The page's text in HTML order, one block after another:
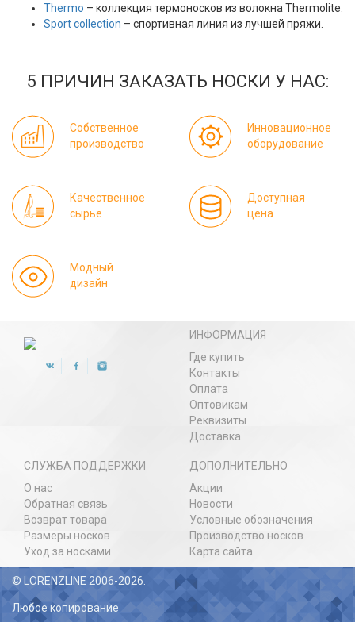
Thermo – коллекция термоносков из волокна Thermolite.
Sport collection – спортивная линия из лучшей пряжи.
5 ПРИЧИН ЗАКАЗАТЬ НОСКИ У НАС:
Собственное
производство
Инновационное
оборудование
Качественное
сырье
Доступная
цена
Модный
дизайн
ИНФОРМАЦИЯ
Где купить
Контакты
Оплата
Оптовикам
Реквизиты
Доставка
СЛУЖБА ПОДДЕРЖКИ
О нас
Обратная связь
Возврат товара
Размеры носков
Уход за носками
ДОПОЛНИТЕЛЬНО
Акции
Новости
Условные обозначения
Производство носков
Карта сайта
© LORENZLINE 2006-2026.
Любое копирование